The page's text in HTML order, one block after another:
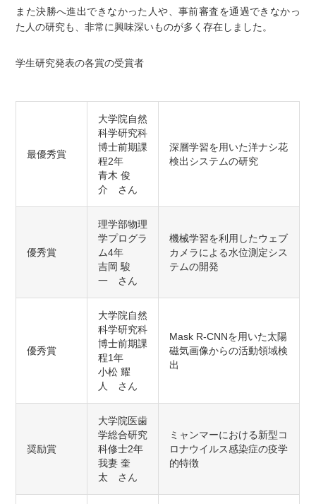
また決勝へ進出できなかった人や、事前審査を通過できなかっ
た人の研究も、非常に興味深いものが多く存在しました。
学生研究発表の各賞の受賞者
最優秀賞
大学院自然
科学研究科
博士前期課
程2年
青木 俊
介 さん
深層学習を用いた洋ナシ花
検出システムの研究
優秀賞
理学部物理
学プログラ
ム4年
吉岡 駿
一 さん
機械学習を利用したウェブ
カメラによる水位測定シス
テムの開発
優秀賞
⼤学院⾃然
科学研究科
博⼠前期課
程1年
⼩松 耀
⼈ さん
Mask R-CNNを用いた太陽
磁気画像からの活動領域検
出
奨励賞
大学院医歯
学総合研究
科修士2年
我妻 奎
太 さん
ミャンマーにおける新型コ
ロナウイルス感染症の疫学
的特徴